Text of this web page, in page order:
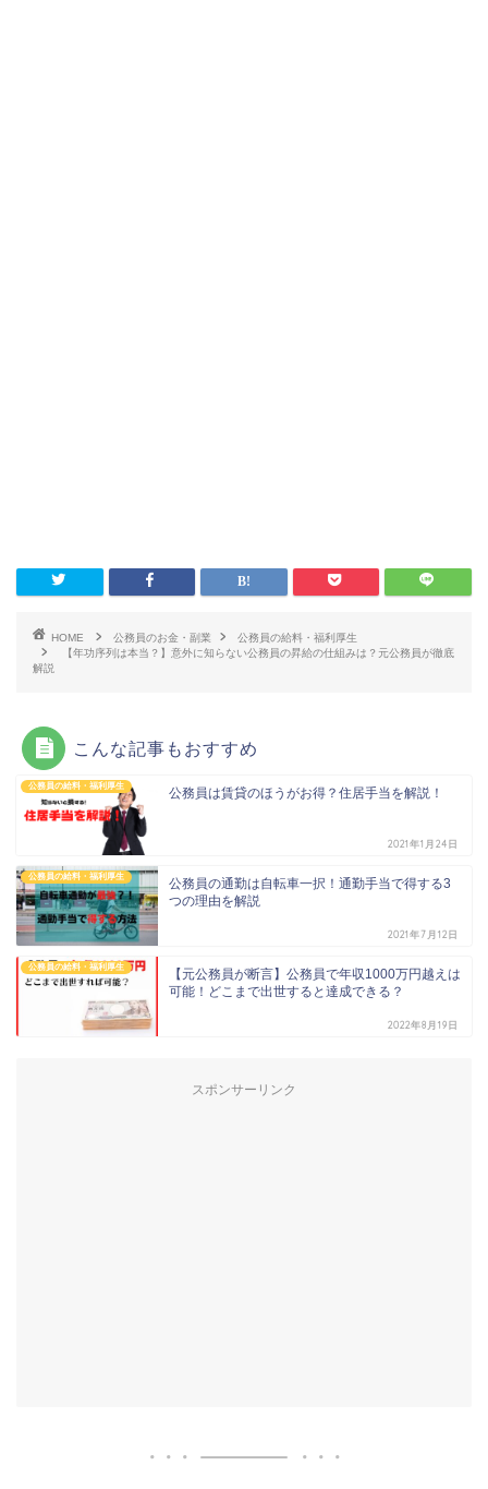
HOME 公務員のお金・副業
公務員の給料・福利厚生
【年功序列は本当？】意外に知らない公務員の昇給の仕組みは？元公務員が徹底
解説
こんな記事もおすすめ
公務員の給料・福利厚生 公務員は賃貸のほうがお得？住居手当を解説！
2021年1月24日
公務員の給料・福利厚生
公務員の通勤は自転車一択！通勤手当で得する3
つの理由を解説
2021年7月12日
公務員の給料・福利厚生
【元公務員が断言】公務員で年収1000万円越えは
可能！どこまで出世すると達成できる？
2022年8月19日
スポンサーリンク